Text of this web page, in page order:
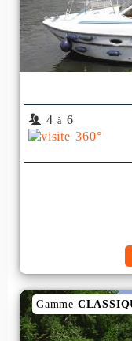
4 à 6
Gamme